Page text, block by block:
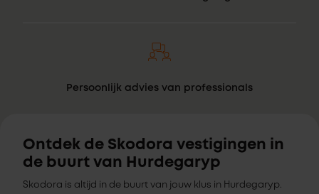
Persoonlijk advies van professionals
Ontdek de Skodora vestigingen in
de buurt van Hurdegaryp
Skodora is altijd in de buurt van jouw klus in Hurdegaryp.